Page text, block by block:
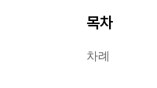
목차
차례